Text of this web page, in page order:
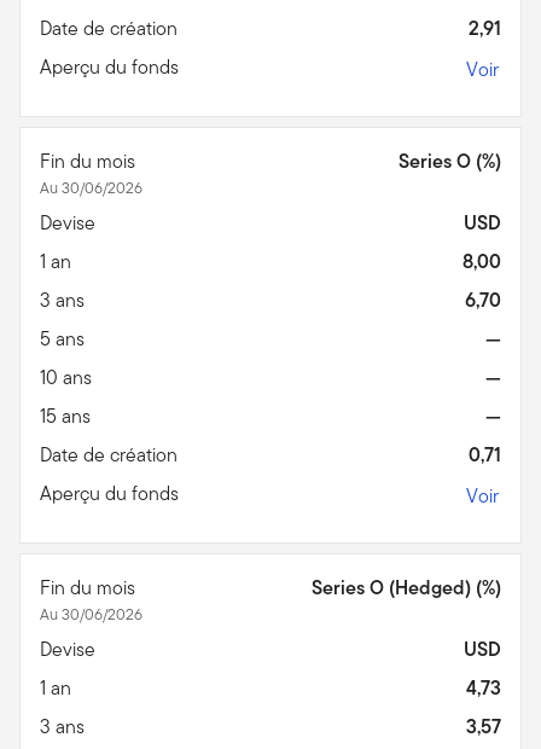
Date de création
2,91
Aperçu du fonds
Voir
Fin du mois
Au 30/06/2026
Series O (%)
Devise
USD
1 an
8,00
3 ans
6,70
5 ans
—
10 ans
—
15 ans
—
Date de création
0,71
Aperçu du fonds
Voir
Fin du mois
Au 30/06/2026
Series O (Hedged) (%)
Devise
USD
1 an
4,73
3 ans
3,57